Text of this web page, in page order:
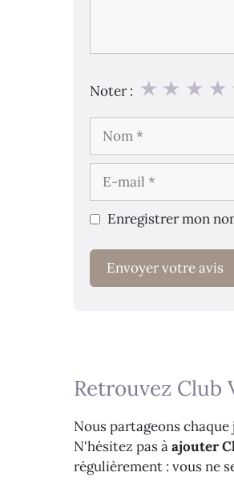
Noter : ★
★
★
★
mail
Enregistrer mon
Retrouvez Club
Nous partageons
N'hésitez pas àajouter
régulièrement : vous ne